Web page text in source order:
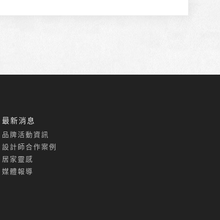
最新消息
品牌活動資訊
設計師合作案例
居家靈感
媒體報導